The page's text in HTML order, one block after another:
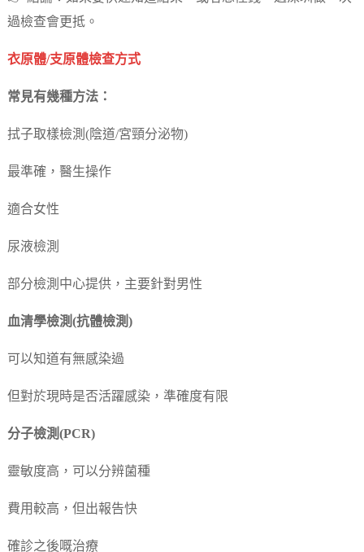
過檢查會更抵。
衣原體/支原體檢查方式
常見有幾種方法：
拭子取樣檢測(陰道/宮頸分泌物)
最準確，醫生操作
適合女性
尿液檢測
部分檢測中心提供，主要針對男性
血清學檢測(抗體檢測)
可以知道有無感染過
但對於現時是否活躍感染，準確度有限
分子檢測(PCR)
靈敏度高，可以分辨菌種
費用較高，但出報告快
確診之後嘅治療